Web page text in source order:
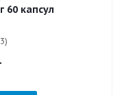
60 капсул